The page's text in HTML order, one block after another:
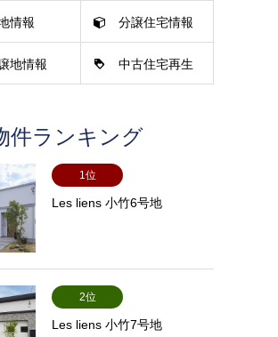
情報 分譲住宅情報
地情報 中古住宅再生
件ランキング
1位
Les liens 小竹6号地
2位
Les liens 小竹7号地